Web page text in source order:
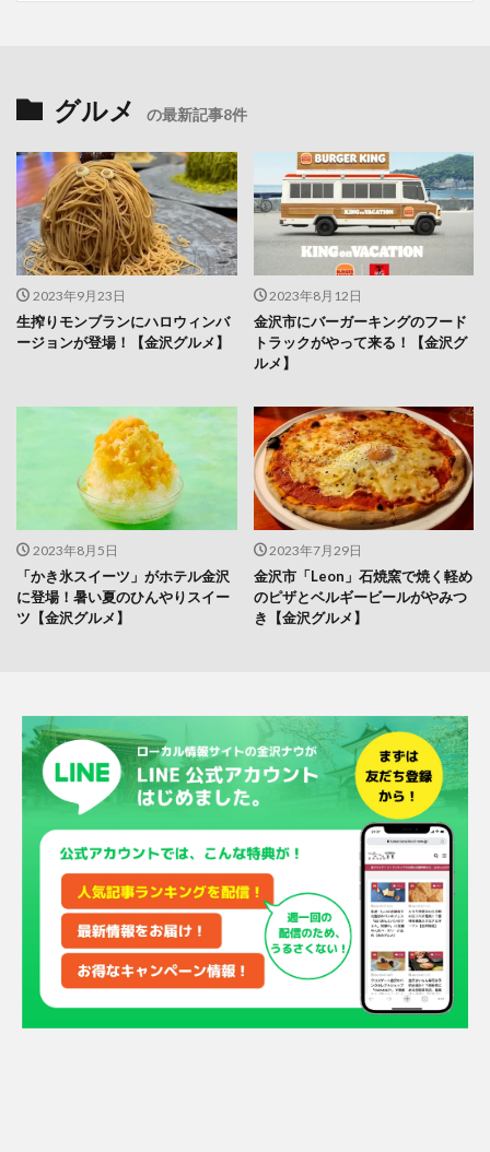
グルメ の最新記事8件
2023年9月23日
生搾りモンブランにハロウィンバ
ージョンが登場！【金沢グルメ】
2023年8月12日
金沢市にバーガーキングのフード
トラックがやって来る！【金沢グ
ルメ】
2023年8月5日
「かき氷スイーツ」がホテル金沢
に登場！暑い夏のひんやりスイー
ツ【金沢グルメ】
2023年7月29日
金沢市「Leon」石焼窯で焼く軽め
のピザとベルギービールがやみつ
き【金沢グルメ】